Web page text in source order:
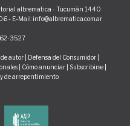
albrematica - Tucumán 1440
- E-Mail: info@albrematica.com.ar
3527
de autor Defensa del Consumidor
| Cómo anunciar| Subscribirse
y de arrepentimiento